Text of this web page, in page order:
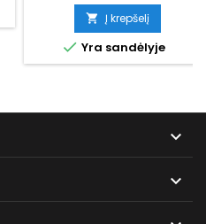
kaina
 Į krepšelį
 Yra sandėlyje

